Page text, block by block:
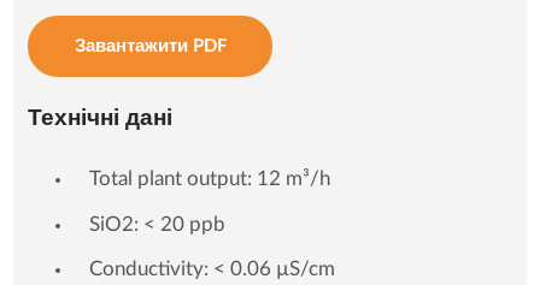
Завантажити PDF
Технічні дані
Total plant output: 12 m³/h
SiO2: < 20 ppb
Conductivity: < 0.06 µS/cm